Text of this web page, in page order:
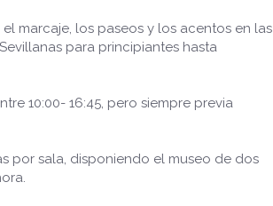
marcaje, los paseos y los acentos en las
para principiantes hasta
10:00- 16:45, pero siempre previa
por sala, disponiendo el museo de dos